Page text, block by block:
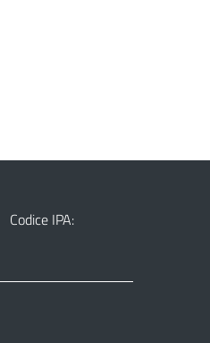
IPA: